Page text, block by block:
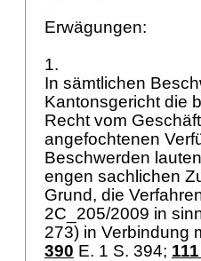
Erwägungen:
1.
In sämtlichen
Kantonsgericht die
Recht vom
angefochtenen
Beschwerden
engen sachlichen
Grund, die
2C_205/2009 in
273) in Verbindung
390 E. 1 S. 394;